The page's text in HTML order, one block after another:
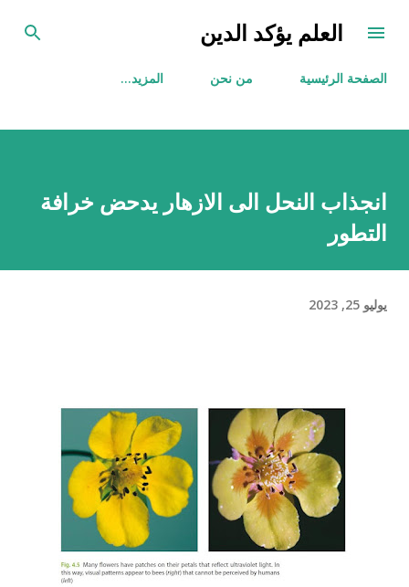
التخطي إلى المحتوى الرئيسي
العلم يؤكد الدين
الصفحة الرئيسية من نحن ‏المزيد…
انجذاب النحل الى الازهار يدحض خرافة
التطور
يوليو 25, 2023